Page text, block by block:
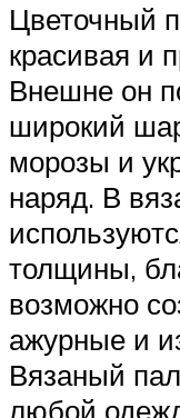
Цветочный
красивая и
Внешне он
широкий
морозы и
наряд. В
толщины,
возможно
ажурные и
Вязаный
любой